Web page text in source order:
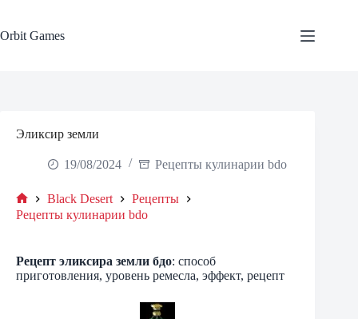
content
Orbit Games
Эликсир земли
19/08/2024 Рецепты кулинарии bdo
Home
Black Desert
Рецепты
Рецепты кулинарии bdo
Рецепт эликсира земли бдо: способ
приготовления, уровень ремесла, эффект, рецепт